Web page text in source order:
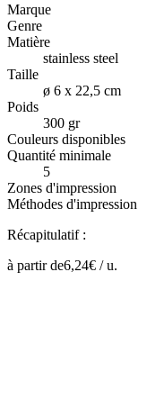
Marque
Genre
Matière
stainless steel
Taille
ø 6 x 22,5 cm
Poids
300 gr
Couleurs disponibles
Quantité minimale
5
Zones d'impression
Méthodes d'impression
Récapitulatif :
à partir de6,24€ /u.